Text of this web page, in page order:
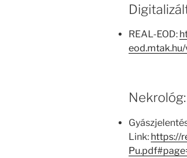
REAL-EOD:
Nekrológ:
Link: https://